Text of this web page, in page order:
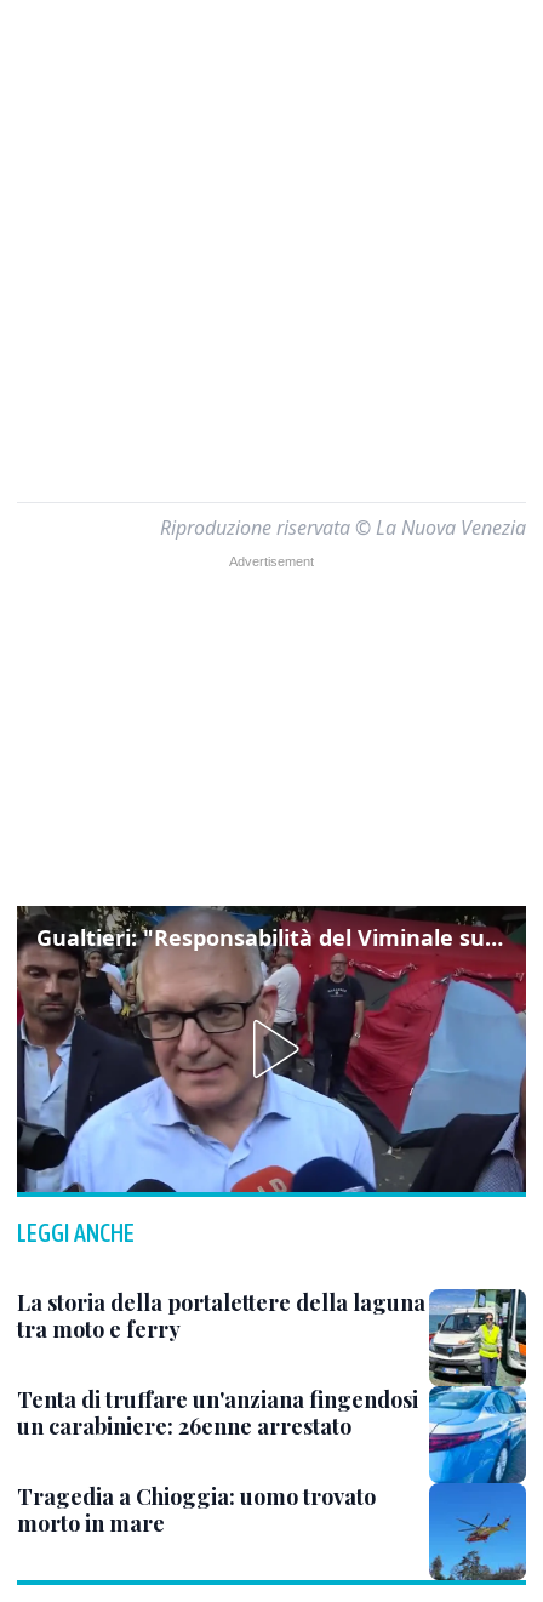
Riproduzione riservata © La Nuova Venezia
Gualtieri: "Responsabilità del Viminale su Spin Time? La posizione dei partiti è nota"
LEGGI ANCHE
La storia della portalettere della laguna
tra moto e ferry
Tenta di truffare un'anziana fingendosi
un carabiniere: 26enne arrestato
Tragedia a Chioggia: uomo trovato
morto in mare